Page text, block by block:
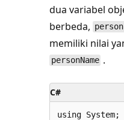
dua variabel
berbeda,
memiliki nilai
personName .
C#
using System;